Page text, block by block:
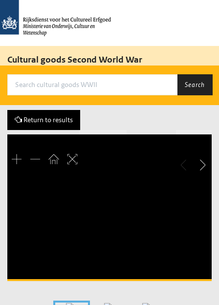
Cultural goods Second World War
Search
Return to results